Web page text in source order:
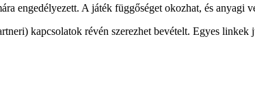
engedélyezett. A játék függőséget okozhat, és anyagi
kapcsolatok révén szerezhet bevételt. Egyes linkek